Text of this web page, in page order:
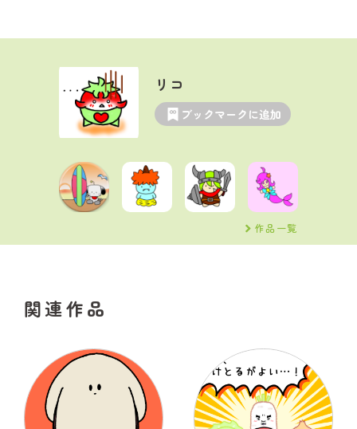
リコ
ブックマークに追加
作品一覧
関連作品